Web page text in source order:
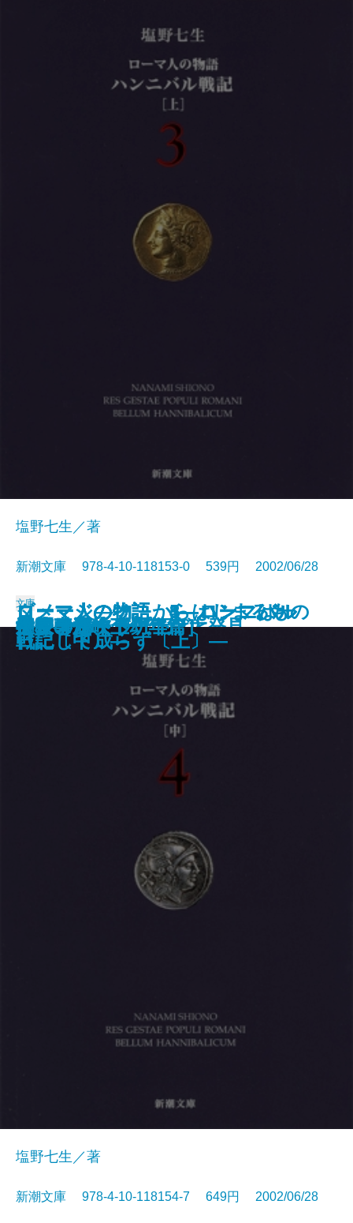
岬へ［海峡 青春篇］
へその緒スープ
ダメージ―そこからはじまるもの
―
髪
女子中学生の小さな大発見
春雷［海峡 少年篇］
地図のない道
日曜日の夕刊
月の砂漠をさばさばと
ローマ人の物語 3―ハンニバル
戦記〔上〕―
塩野七生／著
新潮文庫 978-4-10-118153-0 539円 2002/06/28
文庫
ローマ人の物語 4―ハンニバル
戦記〔中〕―
塩野七生／著
新潮文庫 978-4-10-118154-7 649円 2002/06/28
ローマ人の物語 5―ハンニバル
戦記〔下〕―
海峡［海峡 幼年篇］
キッチン
神様のボート
生麦事件〔上〕
生麦事件〔下〕
クレオパトラ〔上〕
クレオパトラ〔下〕
ローマ人の物語 1―ローマは一
日にして成らず〔上〕―